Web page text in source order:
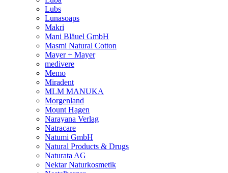
Lubs
Lunasoaps
Makri
Mani Bläuel GmbH
Masmi Natural Cotton
Mayer + Mayer
medivere
Memo
Miradent
MLM MANUKA
Morgenland
Mount Hagen
Narayana Verlag
Natracare
Natumi GmbH
Natural Products & Drugs
Naturata AG
Nektar Naturkosmetik